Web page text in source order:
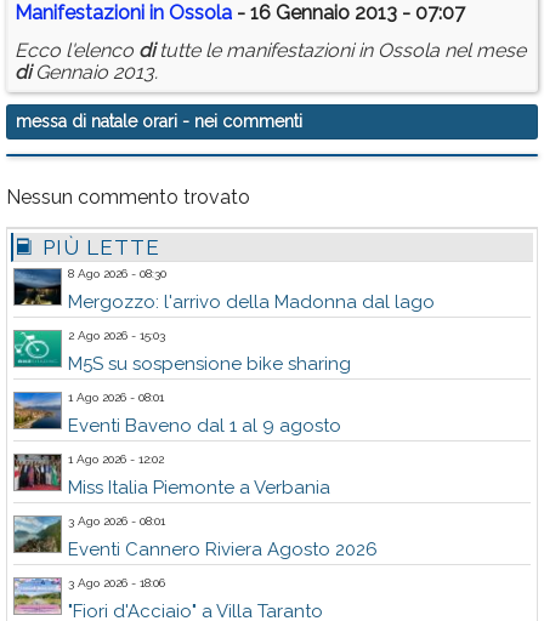
Manifestazioni in Ossola - 16 Gennaio 2013 - 07:07
Ecco l'elenco ditutte le manifestazioni in Ossola nel mese
diGennaio 2013.
messa di natale orari - nei commenti
Nessun commento trovato
PIÙ LETTE
8 Ago 2026 - 08:30
Mergozzo: l'arrivo della Madonna dal lago
2 Ago 2026 - 15:03
M5S su sospensione bike sharing
1 Ago 2026 - 08:01
Eventi Baveno dal 1 al 9 agosto
1 Ago 2026 - 12:02
Miss Italia Piemonte a Verbania
3 Ago 2026 - 08:01
Eventi Cannero Riviera Agosto 2026
3 Ago 2026 - 18:06
"Fiori d'Acciaio" a Villa Taranto